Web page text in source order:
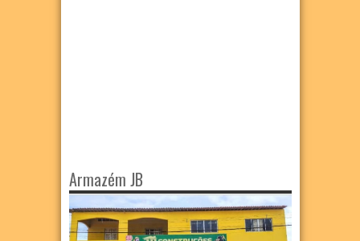
Armazém JB